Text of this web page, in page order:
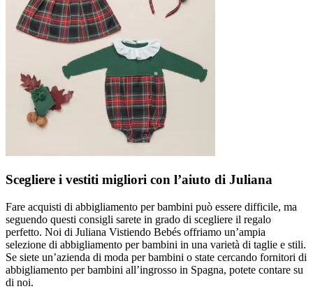
Scegliere i vestiti migliori con l’aiuto di Juliana
Fare acquisti di abbigliamento per bambini può essere difficile, ma
seguendo questi consigli sarete in grado di scegliere il regalo
perfetto. Noi di Juliana Vistiendo Bebés offriamo un’ampia
selezione di abbigliamento per bambini in una varietà di taglie e stili.
Se siete un’azienda di moda per bambini o state cercando fornitori di
abbigliamento per bambini all’ingrosso in Spagna, potete contare su
di noi.